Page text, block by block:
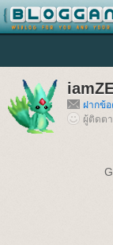
ฝากข้
ผู้ติดต